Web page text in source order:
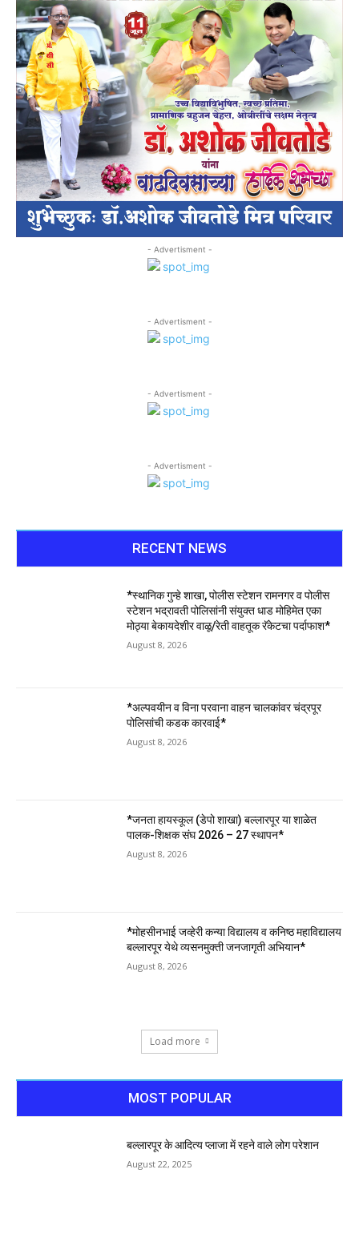
- Advertisment -
- Advertisment -
- Advertisment -
- Advertisment -
RECENT NEWS
*स्थानिक गुन्हे शाखा, पोलीस स्टेशन रामनगर व पोलीस
स्टेशन भद्रावती पोलिसांनी संयुक्त धाड मोहिमेत एका
मोठ्या बेकायदेशीर वाळू/रेती वाहतूक रॅकेटचा पर्दाफाश*
August 8, 2026
*अल्पवयीन व विना परवाना वाहन चालकांवर चंद्रपूर
पोलिसांची कडक कारवाई*
August 8, 2026
*जनता हायस्कूल (डेपो शाखा) बल्लारपूर या शाळेत
पालक-शिक्षक संघ 2026 – 27 स्थापन*
August 8, 2026
*मोहसीनभाई जव्हेरी कन्या विद्यालय व कनिष्ठ महाविद्यालय
बल्लारपूर येथे व्यसनमुक्ती जनजागृती अभियान*
August 8, 2026
Load more
MOST POPULAR
बल्लारपूर के आदित्य प्लाजा में रहने वाले लोग परेशान
August 22, 2025